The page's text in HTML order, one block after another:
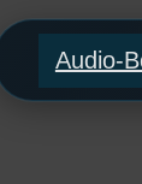
Audio-